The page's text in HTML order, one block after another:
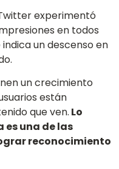
experimentó
en todos
un descenso en
un crecimiento
están
que ven. Lo
una de las
reconocimiento